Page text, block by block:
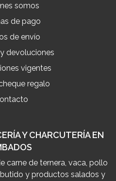
Y CHARCUTERÍA EN
carne de ternera, vaca, pollo
y productos salados y
somos
de pago
de envío
devoluciones
vigentes
regalo